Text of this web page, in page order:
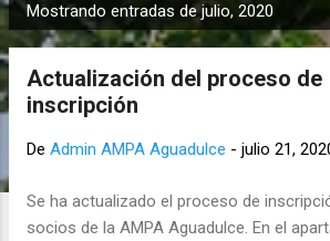
E
n
Mostrando entradas de julio, 2020
Actualización del proceso de
inscripción
De Admin AMPA Aguadulce - julio 21,
Se ha actualizado el proceso de
socios de la AMPA Aguadulce. En el